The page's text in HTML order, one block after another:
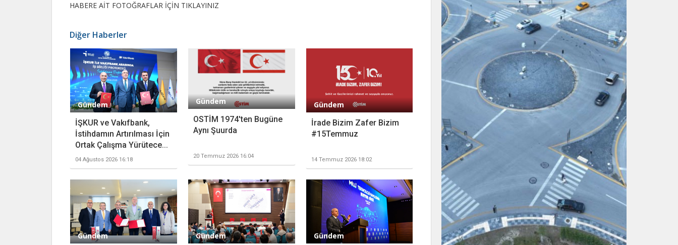
HABERE AİT FOTOĞRAFLAR İÇİN TIKLAYINIZ
Diğer Haberler
Gündem
İŞKUR ve Vakıfbank,
İstihdamın Artırılması İçin
Ortak Çalışma Yürütece...
04 Ağustos 2026 16:18
Gündem
OSTİM 1974'ten Bugüne
Aynı Şuurda
20 Temmuz 2026 16:04
Gündem
İrade Bizim Zafer Bizim
#15Temmuz
14 Temmuz 2026 18:02
Gündem
Gündem
Gündem